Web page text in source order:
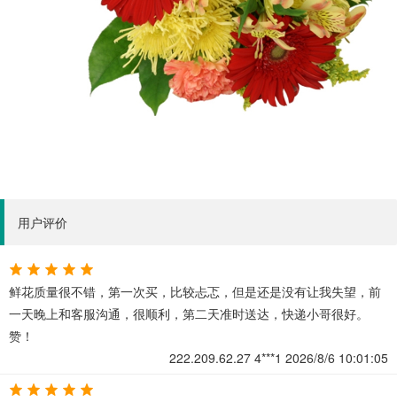
用户评价
鲜花质量很不错，第一次买，比较忐忑，但是还是没有让我失望，前
一天晚上和客服沟通，很顺利，第二天准时送达，快递小哥很好。
赞！
222.209.62.27 4***1 2026/8/6 10:01:05